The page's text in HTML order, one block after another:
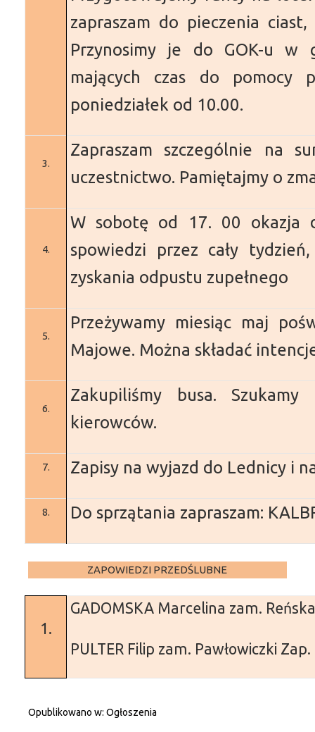
zapraszam do pieczenia
Przynosimy je do GOK-u w
mających czas do
poniedziałek od 10.00.
3.
Zapraszam szczególnie na
uczestnictwo. Pamiętajmy o
4.
W sobotę od 17. 00 okazja
spowiedzi przez cały
zyskania odpustu zupełnego
5.
Przeżywamy miesiąc maj
Majowe. Można składać
6.
Zakupiliśmy busa.
kierowców.
7. Zapisy na wyjazd do Lednicy i
8. Do sprzątania zapraszam:
ZAPOWIEDZI PRZEDŚLUBNE
1.
GADOMSKA Marcelina zam.
PULTER Filip zam. Pawłowiczki Zap.
Opublikowano w: Ogłoszenia